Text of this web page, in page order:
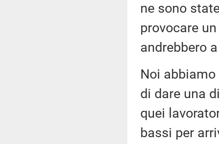
ne sono
provocare
andrebbero
Noi
di dare una
quei
bassi per